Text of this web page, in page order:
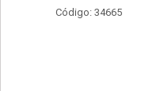
Código: 34665